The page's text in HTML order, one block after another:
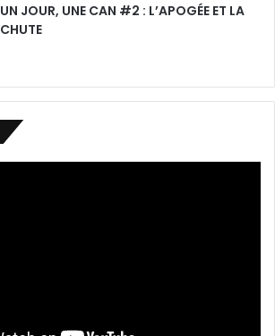
UN JOUR, UNE CAN #2 : L’APOGÉE ET LA
CHUTE